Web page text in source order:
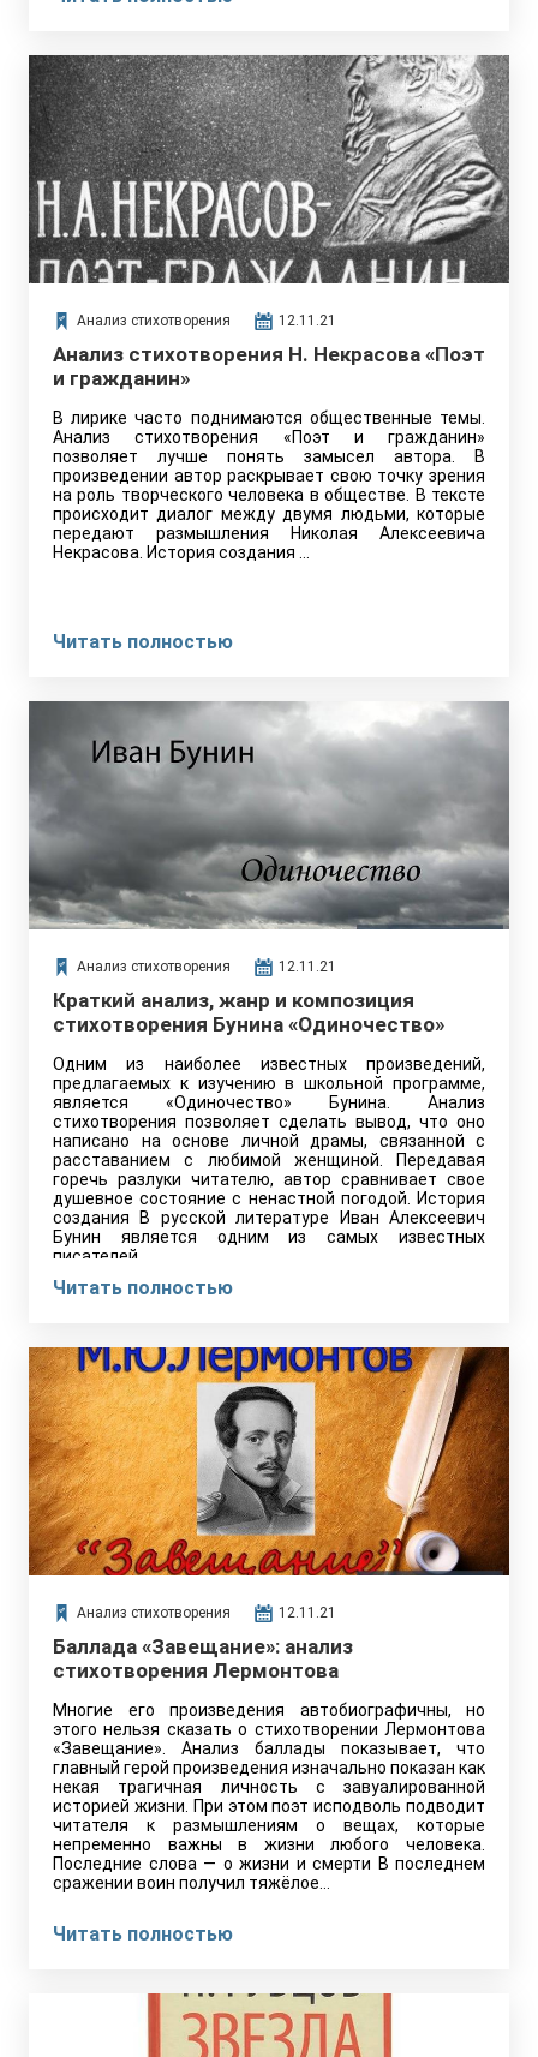
Анализ стихотворения 12.11.21
Анализ стихотворения Н. Некрасова «Поэт
и гражданин»
В лирике часто поднимаются общественные темы.
Анализ стихотворения «Поэт и гражданин»
позволяет лучше понять замысел автора. В
произведении автор раскрывает свою точку зрения
на роль творческого человека в обществе. В тексте
происходит диалог между двумя людьми, которые
передают размышления Николая Алексеевича
Некрасова. История создания …
Читать полностью
Анализ стихотворения 12.11.21
Краткий анализ, жанр и композиция
стихотворения Бунина «Одиночество»
Одним из наиболее известных произведений,
предлагаемых к изучению в школьной программе,
является «Одиночество» Бунина. Анализ
стихотворения позволяет сделать вывод, что оно
написано на основе личной драмы, связанной с
расставанием с любимой женщиной. Передавая
горечь разлуки читателю, автор сравнивает свое
душевное состояние с ненастной погодой. История
создания В русской литературе Иван Алексеевич
Бунин является одним из самых известных
писателей.…
Читать полностью
Анализ стихотворения 12.11.21
Баллада «Завещание»: анализ
стихотворения Лермонтова
Многие его произведения автобиографичны, но
этого нельзя сказать о стихотворении Лермонтова
«Завещание». Анализ баллады показывает, что
главный герой произведения изначально показан как
некая трагичная личность с завуалированной
историей жизни. При этом поэт исподволь подводит
читателя к размышлениям о вещах, которые
непременно важны в жизни любого человека.
Последние слова — о жизни и смерти В последнем
сражении воин получил тяжёлое…
Читать полностью